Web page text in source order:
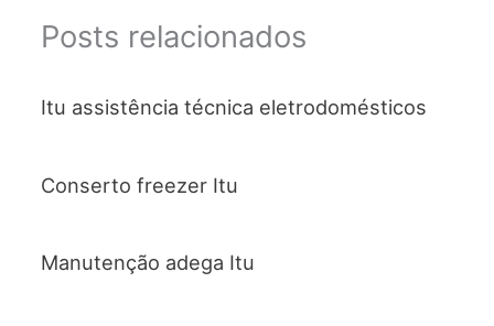
Posts relacionados
Itu assistência técnica eletrodomésticos
Conserto freezer Itu
Manutenção adega Itu